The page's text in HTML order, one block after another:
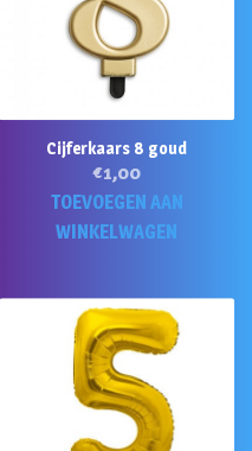
Cijferkaars 8 goud
€1,00
TOEVOEGEN AAN
WINKELWAGEN